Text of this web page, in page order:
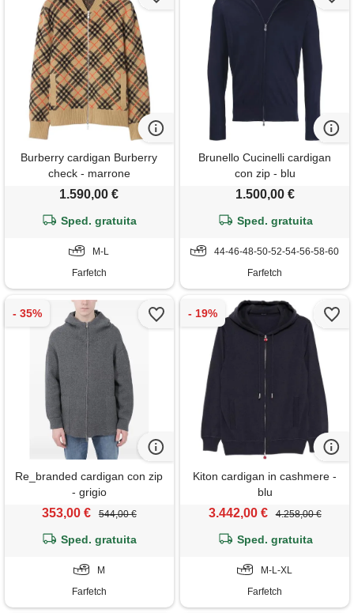
Burberry cardigan Burberry
check - marrone
1.590,00 €
Sped. gratuita
M-L
Farfetch
Brunello Cucinelli cardigan
con zip - blu
1.500,00 €
Sped. gratuita
44-46-48-50-52-54-56-58-60
Farfetch
Re_branded cardigan con zip
- grigio
353,00 € 544,00 €
Sped. gratuita
M
Farfetch
Kiton cardigan in cashmere -
blu
3.442,00 € 4.258,00 €
Sped. gratuita
M-L-XL
Farfetch